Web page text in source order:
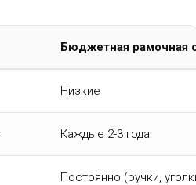
Бюджетная рамочная
Низкие
Каждые 2-3 года
Постоянно (ручки,